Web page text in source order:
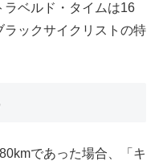
ベルド・タイムは16
ックサイクリストの特
であった場合、「キ